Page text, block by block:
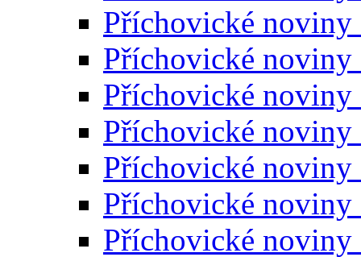
Příchovické noviny
Příchovické noviny
Příchovické noviny
Příchovické noviny
Příchovické noviny
Příchovické noviny
Příchovické noviny